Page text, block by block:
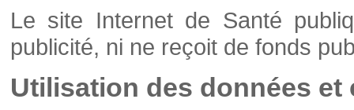
Le site Internet de Santé
publicité, ni ne reçoit de fonds
Utilisation des données et